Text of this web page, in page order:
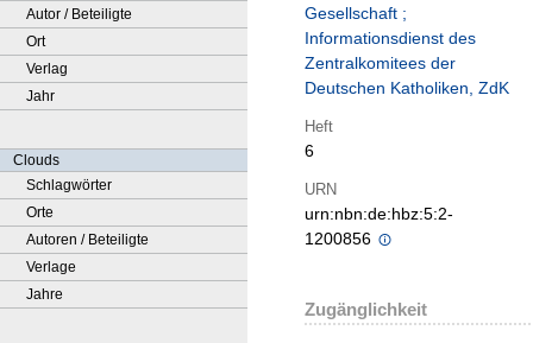
Autor / Beteiligte
Ort
Verlag
Jahr
Clouds
Schlagwörter
Orte
Autoren / Beteiligte
Verlage
Jahre
Gesellschaft ;
Informationsdienst des
Zentralkomitees der
Deutschen Katholiken, ZdK
Heft
6
URN
urn:nbn:de:hbz:5:2-
1200856
Zugänglichkeit